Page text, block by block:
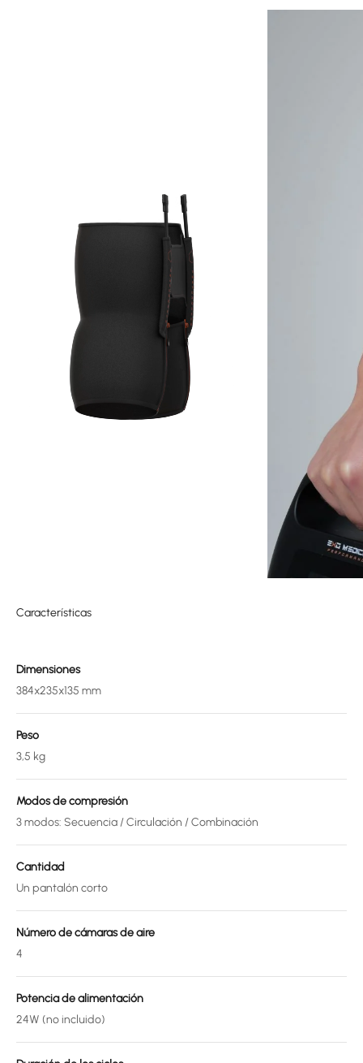
Características
Dimensiones
384x235x135 mm
Peso
3,5 kg
Modos de compresión
3 modos: Secuencia / Circulación / Combinación
Cantidad
Un pantalón corto
Número de cámaras de aire
4
Potencia de alimentación
24W (no incluido)